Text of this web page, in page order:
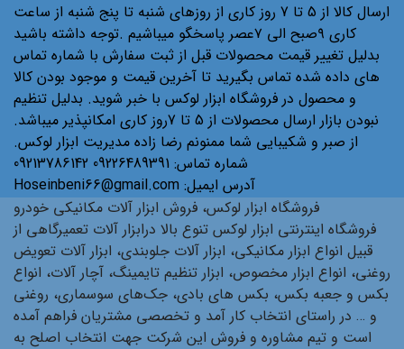
ارسال کالا از 5 تا 7 روز کاری از روزهای شنبه تا پنج شنبه از ساعت
کاری ۹صبح الی ۷عصر پاسخگو میباشیم .توجه داشته باشید
بدلیل تغییر قیمت محصولات قبل از ثبت سفارش با شماره تماس
های داده شده تماس بگیرید تا آخرین قیمت و موجود بودن کالا
و محصول در فروشگاه ابزار لوکس با خبر شوید. بدلیل تنظیم
نبودن بازار ارسال محصولات از 5 تا 7روز کاری امکانپذیر میباشد.
از صبر و شکیبایی شما ممنونم رضا زاده مدیریت ابزار لوکس.
شماره تماس: 09226489391 09213786142
آدرس ایمیل: Hoseinbeni66@gmail.com
فروشگاه ابزار لوکس، فروش ابزار آلات مکانیکی خودرو
فروشگاه اینترنتی ابزار لوکس تنوع بالا درابزار آلات تعمیرگاهی از
قبیل انواع ابزار مکانیکی، ابزار آلات جلوبندی، ابزار آلات تعویض
روغنی، انواع ابزار مخصوص، ابزار تنظیم تایمینگ، آچار آلات، انواع
بکس و جعبه بکس، بکس های بادی، جک‌های سوسماری، روغنی
و … در راستای انتخاب کار آمد و تخصصی مشتریان فراهم آمده
است و تیم مشاوره و فروش این شرکت جهت انتخاب اصلح به